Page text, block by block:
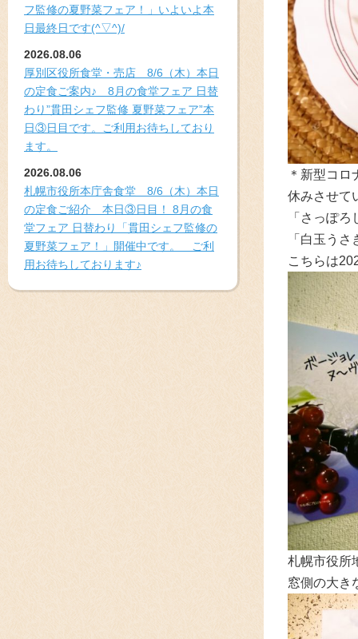
フ監修の夏野菜フェア！」いよいよ本
日最終日です(^▽^)/
2026.08.06
厚別区役所食堂・売店 8/6（木）本日
の定食ご案内♪ 8月の食堂フェア 日替
わり”貫田シェフ監修 夏野菜フェア”本
日③日目です。ご利用お待ちしており
ます。
2026.08.06
札幌市役所本庁舎食堂 8/6（木）本日
の定食ご紹介 本日③日目！ 8月の食
堂フェア 日替わり「貫田シェフ監修の
夏野菜フェア！」開催中です。 ご利
用お待ちしております♪
＊新型コ
休みさせて
「さっぽ
「白玉う
こちらは
札幌市役所
窓側の大き